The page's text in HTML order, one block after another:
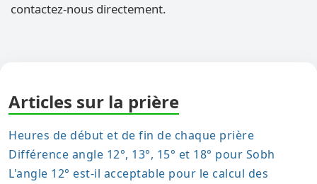
contactez-nous directement.
Articles sur la prière
Heures de début et de fin de chaque prière
Différence angle 12°, 13°, 15° et 18° pour Sobh
L'angle 12° est-il acceptable pour le calcul des